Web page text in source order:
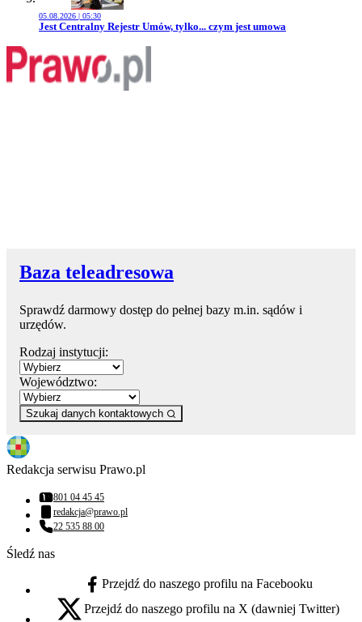
05.08.2026 | 05:30
Przejdź do artykułu:
Jest Centralny Rejestr Umów, tylko... czym jest umowa
Baza teleadresowa
Sprawdź darmowy dostęp do pełnej bazy m.in. sądów i
urzędów.
Rodzaj instytucji:
Województwo:
Szukaj danych kontaktowych
Redakcja serwisu Prawo.pl
Numer telefonu:
801 04 45 45
Adres email:
redakcja@prawo.pl
Numer telefonu:
22 535 88 00
Śledź nas
facebook - otwiera się w nowej karcie
Przejdź do naszego profilu na Facebooku
x - otwiera się w nowej karcie
Przejdź do naszego profilu na X (dawniej Twitter)